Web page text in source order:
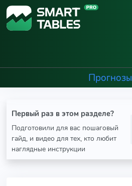
Прогнозы
Первый раз в этом разделе?
Подготовили для вас пошаговый
гайд, и видео для тех, кто любит
наглядные инструкции